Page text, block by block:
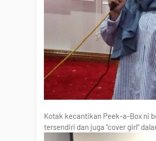
Kotak kecantikan Peek-a-Box ni
tersendiri dan juga "cover girl"